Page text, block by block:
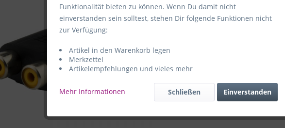
Hersteller:e+p
59469 Ense-
e+p
Funktionalität bieten zu können. Wenn Du damit nicht
einverstanden sein solltest, stehen Dir folgende Funktionen nicht
zur Verfügung:
Artikel in den Warenkorb legen
Merkzettel
Artikelempfehlungen und vieles mehr
Mehr Informationen Einverstanden
Schließen